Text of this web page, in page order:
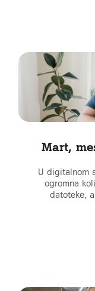
Mart,
U digitalnom
ogromna
datoteke,